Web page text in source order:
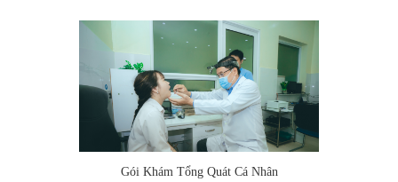
Gói Khám Tổng Quát Cá Nhân